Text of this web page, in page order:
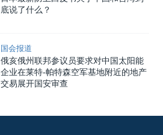
底说了什么？
国会报道
俄亥俄州联邦参议员要求对中国太阳能
企业在莱特-帕特森空军基地附近的地产
交易展开国安审查